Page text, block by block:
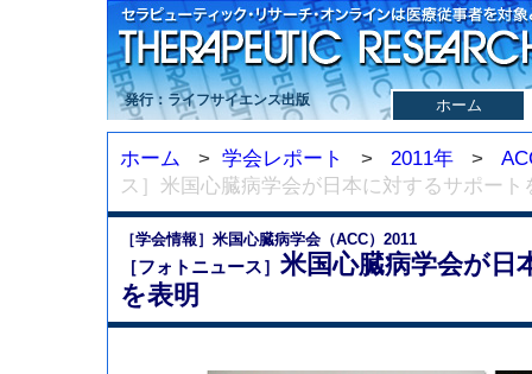
発行：ライフサイエンス出版 ホーム
ホーム > 学会レポート > 2011年 >
ス］米国心臓病学会が日本に対するサポート
［学会情報］米国心臓病学会（ACC）2011
［フォトニュース］ 米国心臓病学会が日
を表明